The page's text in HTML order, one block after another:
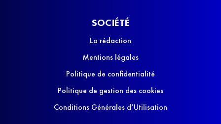
SOCIÉTÉ
La rédaction
Mentions légales
Politique de confidentialité
Politique de gestion des cookies
Conditions Générales d’Utilisation